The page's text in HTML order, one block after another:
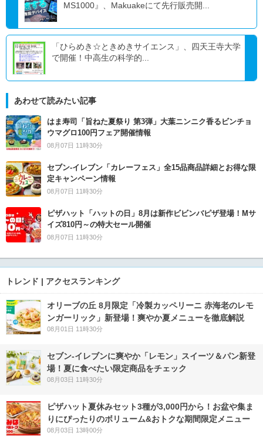
MS1000』、Makuakeにて先行販売開...
「ひらめき☆ときめきサイエンス」、四天王寺大学
で開催！中高生の科学的...
あわせて読みたい記事
はま寿司「旨ねた夏祭り 第3弾」大葉ニンニク香るビンチョ
ウマグロ100円フェア開催情報
08月07日 11時30分
セブン‐イレブン「カレーフェス」全15品商品詳細とお得な限
定キャンペーン情報
08月07日 11時30分
ピザハット「ハットの日」8月は新作ビビンバピザ登場！Mサ
イズ810円～の特大セール開催
08月07日 11時30分
トレンド | アクセスランキング
オリーブの丘 8月限定「冷製カッペリーニ 赤海老のレモ
ンガーリック」新登場！爽やか夏メニューを徹底解説
08月01日 11時30分
セブン‐イレブンに爽やか「レモン」スイーツ＆パン新登
場！夏に食べたい限定商品をチェック
08月03日 11時30分
ピザハット夏休みセット3種が3,000円から！お盆や集ま
りにぴったりのボリューム&おトクな期間限定メニュー
08月03日 13時00分